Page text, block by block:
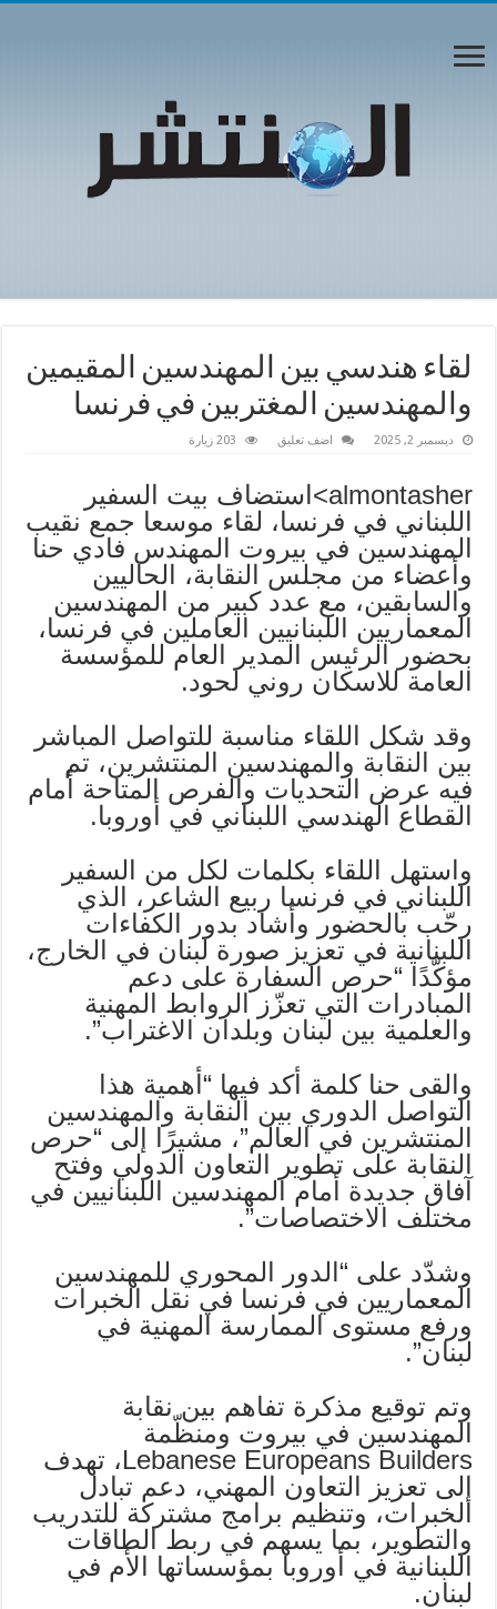
لقاء هندسي بين المهندسين المقيمين
والمهندسين المغتربين في فرنسا
ديسمبر 2, 2025 اضف تعليق 203 زيارة
almontasher>استضاف بيت السفير
اللبناني في فرنسا، لقاء موسعا جمع نقيب
المهندسين في بيروت المهندس فادي حنا
وأعضاء من مجلس النقابة، الحاليين
والسابقين، مع عدد كبير من المهندسين
المعماريين اللبنانيين العاملين في فرنسا،
بحضور الرئيس المدير العام للمؤسسة
العامة للاسكان روني لحود.
وقد شكل اللقاء مناسبة للتواصل المباشر
بين النقابة والمهندسين المنتشرين، تم
فيه عرض التحديات والفرص المتاحة أمام
القطاع الهندسي اللبناني في أوروبا.
واستهل اللقاء بكلمات لكل من السفير
اللبناني في فرنسا ربيع الشاعر، الذي
رحّب بالحضور وأشاد بدور الكفاءات
اللبنانية في تعزيز صورة لبنان في الخارج،
مؤكّدًا “حرص السفارة على دعم
المبادرات التي تعزّز الروابط المهنية
والعلمية بين لبنان وبلدان الاغتراب”.
والقى حنا كلمة أكد فيها “أهمية هذا
التواصل الدوري بين النقابة والمهندسين
المنتشرين في العالم”، مشيرًا إلى “حرص
النقابة على تطوير التعاون الدولي وفتح
آفاق جديدة أمام المهندسين اللبنانيين في
مختلف الاختصاصات”.
وشدّد على “الدور المحوري للمهندسين
المعماريين في فرنسا في نقل الخبرات
ورفع مستوى الممارسة المهنية في
لبنان”.
وتم توقيع مذكرة تفاهم بين نقابة
المهندسين في بيروت ومنظّمة
Lebanese Europeans Builders، تهدف
إلى تعزيز التعاون المهني، دعم تبادل
الخبرات، وتنظيم برامج مشتركة للتدريب
والتطوير، بما يسهم في ربط الطاقات
اللبنانية في أوروبا بمؤسساتها الأم في
لبنان.